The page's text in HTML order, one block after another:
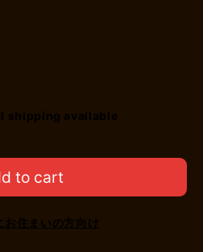
shipping available
to cart
お住まいの方向け